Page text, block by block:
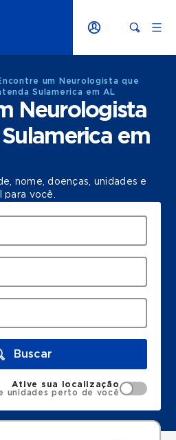
um Neurologista que
Sulamerica em AL
Neurologista
em
nome, doenças, unidades e
para você.
Buscar
Ative sua localização
unidades perto de você